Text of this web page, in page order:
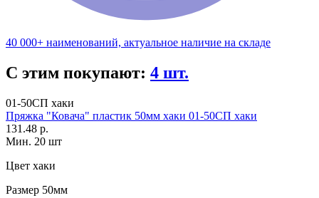
40 000+ наименований, актуальное наличие на складе
С этим покупают: 4 шт.
01-50СП хаки
Пряжка "Ковача" пластик 50мм хаки 01-50СП хаки
131.48 р.
Мин. 20 шт
Цвет хаки
Размер 50мм